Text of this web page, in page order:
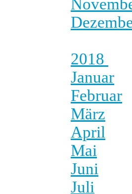
2018
Januar
Februar
März
April
Mai
Juni
Juli